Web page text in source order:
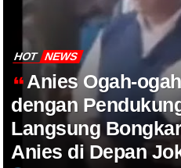
HOT NEWS
Anies Ogah-
dengan
Langsung
Anies di Depan